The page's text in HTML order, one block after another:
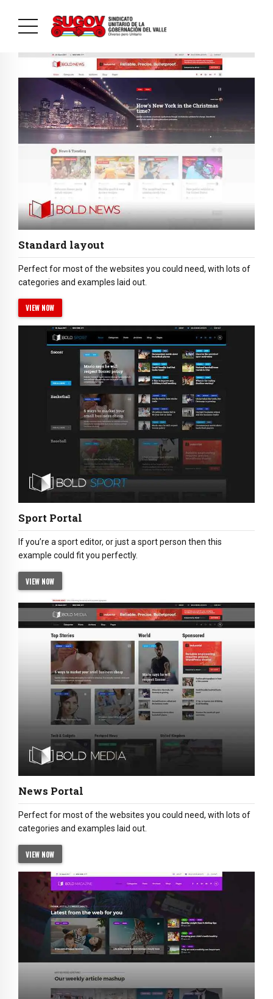
Standard layout
Perfect for most of the websites you could need, with lots of
categories and examples laid out.
VIEW NOW
Sport Portal
If you’re a sport editor, or just a sport person then this
example could fit you perfectly.
VIEW NOW
News Portal
Perfect for most of the websites you could need, with lots of
categories and examples laid out.
VIEW NOW